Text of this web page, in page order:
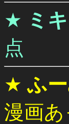
★ ミ
点 「
★ふ
漫画